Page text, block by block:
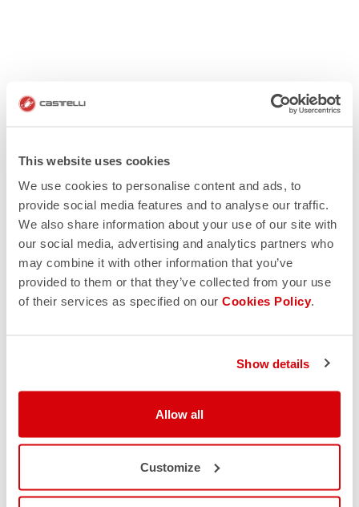
This website uses cookies
We use cookies to personalise content and ads, to
provide social media features and to analyse our traffic.
We also share information about your use of our site with
our social media, advertising and analytics partners who
may combine it with other information that you’ve
provided to them or that they’ve collected from your use
of their services as specified on our Cookies Policy.
Show details
Allow all
Customize